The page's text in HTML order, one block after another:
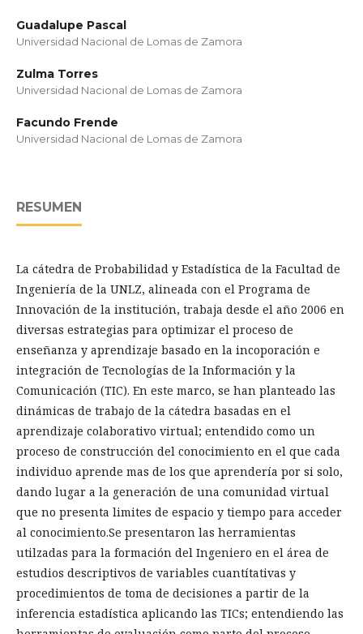
Guadalupe Pascal
Universidad Nacional de Lomas de Zamora
Zulma Torres
Universidad Nacional de Lomas de Zamora
Facundo Frende
Universidad Nacional de Lomas de Zamora
RESUMEN
La cátedra de Probabilidad y Estadística de la Facultad de
Ingeniería de la UNLZ, alineada con el Programa de
Innovación de la institución, trabaja desde el año 2006 en
diversas estrategias para optimizar el proceso de
enseñanza y aprendizaje basado en la incoporación e
integración de Tecnologías de la Información y la
Comunicación (TIC). En este marco, se han planteado las
dinámicas de trabajo de la cátedra basadas en el
aprendizaje colaborativo virtual; entendido como un
proceso de construcción del conocimiento en el que cada
individuo aprende mas de los que aprendería por si solo,
dando lugar a la generación de una comunidad virtual
que no presenta limites de espacio y tiempo para acceder
al conocimiento.Se presentaron las herramientas
utilzadas para la formación del Ingeniero en el área de
estudios descriptivos de variables cuantítativas y
procedimientos de toma de decisiones a partir de la
inferencia estadística aplicando las TICs; entendiendo las